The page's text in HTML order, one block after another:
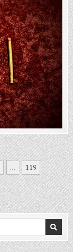
…
119